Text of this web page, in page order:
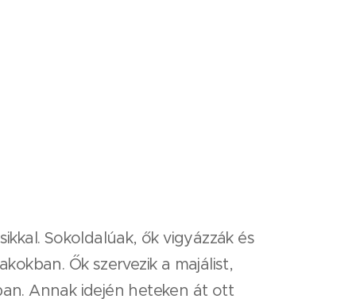
Sokoldalúak, ők vigyázzák és
Ők szervezik a majálist,
Annak idején heteken át ott